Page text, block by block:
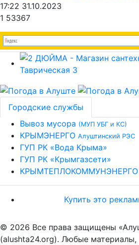
17:22 31.10.2023
1 53367
Городские службы
Вывоз мусора (МУП УБГ и КС)
КРЫМЭНЕРГО Алуштинский РЭС
ГУП РК «Вода Крыма»
ГУП РК «Крымгазсети»
КРЫМТЕПЛОКОММУНЭНЕРГО
Купить это
© 2026 Все права защищены
(alushta24.org). Любые